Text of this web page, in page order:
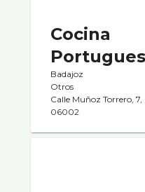
Cocina
Badajoz
Otros
Calle Muñoz Torrero, 7,
06002